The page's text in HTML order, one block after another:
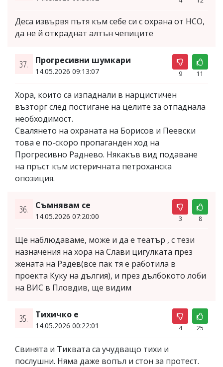
Деса извървя пътя към себе си с охрана от НСО,
да не й откраднат алтън чепиците
37. Прогресивни шумкари
14.05.2026 09:13:07 9 11
Хора, които са изпаднали в нарцистичен
възторг след постигане на целите за отпаднала
необходимост.
Свалянето на охраната на Борисов и Пеевски
това е по-скоро пропаганден ход на
Прогресивно Раднево. Някакъв вид подаване
на пръст към истеричната петроханска
опозиция.
36. Съмнявам се
14.05.2026 07:20:00 3 8
Ще наблюдаваме, може и да е театър , с тези
назначения на хора на Слави цигулката през
жената на Радев(все пак тя е работила в
проекта Куку на дългия), и през дълбокото лоби
на ВИС в Пловдив, ще видим
35. Тихичко е
14.05.2026 00:22:01 4 25
Свинята и Тиквата са учудващо тихи и
послушни. Няма даже вопъл и стон за протест.